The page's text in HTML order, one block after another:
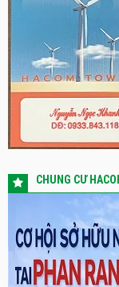
CHUNG CƯ